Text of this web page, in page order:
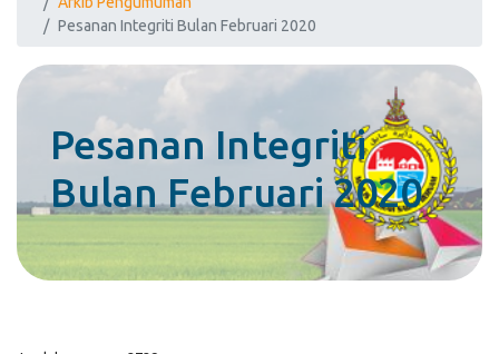
Pesanan Integriti Bulan Februari 2020
Pesanan Integriti
Bulan Februari 2020